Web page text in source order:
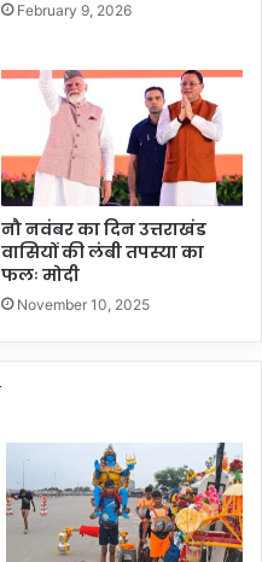
February 9, 2026
नौ नवंबर का दिन उत्तराखंड
वासियों की लंबी तपस्या का
फलः मोदी
November 10, 2025